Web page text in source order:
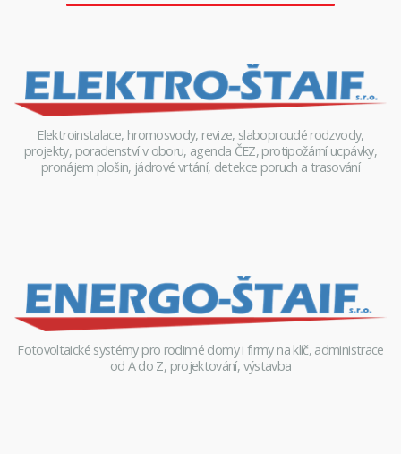
Elektroinstalace, hromosvody, revize, slaboproudé rodzvody,
projekty, poradenství v oboru, agenda ČEZ, protipožární ucpávky,
pronájem plošin, jádrové vrtání, detekce poruch a trasování
Fotovoltaické systémy pro rodinné domy i firmy na klíč, administrace
od A do Z, projektování, výstavba